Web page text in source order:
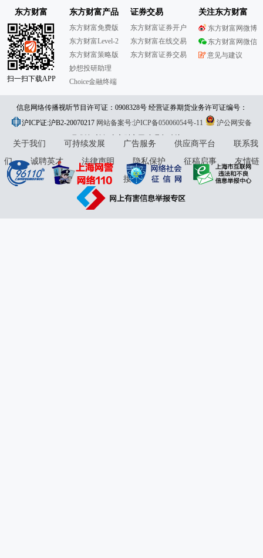
东方财富
扫一扫下载APP
东方财富产品
东方财富免费版
东方财富Level-2
东方财富策略版
妙想投研助理
Choice金融终端
证券交易
东方财富证券开户
东方财富在线交易
东方财富证券交易
关注东方财富
东方财富网微博
东方财富网微信
意见与建议
信息网络传播视听节目许可证：0908328号 经营证券期货业务许可证编号：
913101046312860336 违法和不良信息举报:021-61278686 举报邮箱：
jubao@eastmoney.com
沪ICP证:沪B2-20070217 网站备案号:沪ICP备05006054号-11
沪公网安备
31010402000120号版权所有:东方财富网意见与建议:4000300059/952500
关于我们 可持续发展 广告服务 供应商平台
联系我
们
诚聘英才 法律声明 隐私保护 征稿启事
友情链
接